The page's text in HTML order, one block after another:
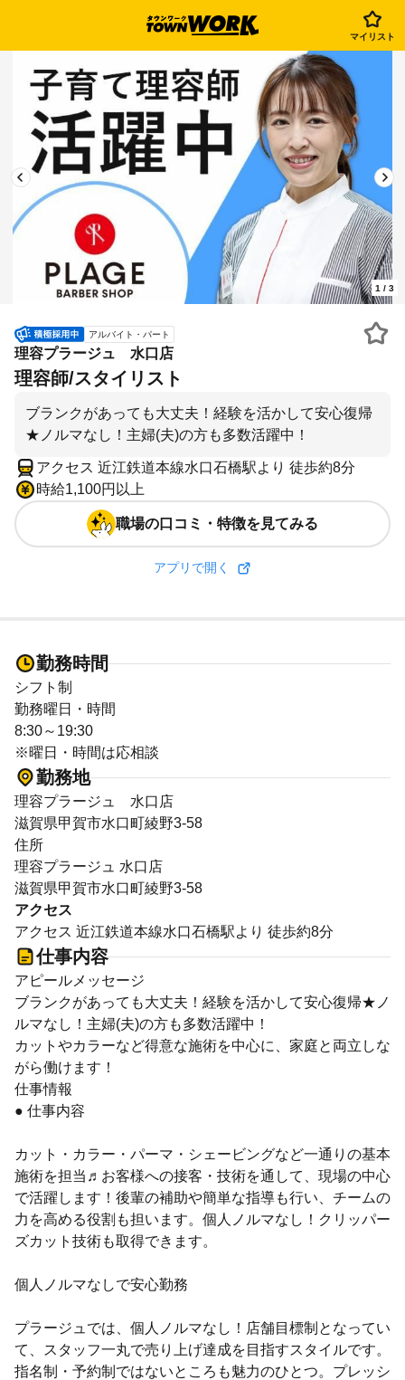
マイリスト
1 / 3
アルバイト・パート
理容プラージュ 水口店
理容師/スタイリスト
ブランクがあっても大丈夫！経験を活かして安心復帰
★ノルマなし！主婦(夫)の方も多数活躍中！
アクセス 近江鉄道本線水口石橋駅より 徒歩約8分
時給1,100円以上
職場の口コミ・特徴を見てみる
アプリで開く
勤務時間
シフト制
勤務曜日・時間
8:30～19:30
※曜日・時間は応相談
勤務地
理容プラージュ 水口店
滋賀県甲賀市水口町綾野3-58
住所
理容プラージュ 水口店
滋賀県甲賀市水口町綾野3-58
アクセス
アクセス 近江鉄道本線水口石橋駅より 徒歩約8分
仕事内容
アピールメッセージ
ブランクがあっても大丈夫！経験を活かして安心復帰★ノ
ルマなし！主婦(夫)の方も多数活躍中！
カットやカラーなど得意な施術を中心に、家庭と両立しな
がら働けます！
仕事情報
● 仕事内容
カット・カラー・パーマ・シェービングなど一通りの基本
施術を担当♬お客様への接客・技術を通して、現場の中心
で活躍します！後輩の補助や簡単な指導も行い、チームの
力を高める役割も担います。個人ノルマなし！クリッパー
ズカット技術も取得できます。
個人ノルマなしで安心勤務
プラージュでは、個人ノルマなし！店舗目標制となってい
て、スタッフ一丸で売り上げ達成を目指すスタイルです。
指名制・予約制ではないところも魅力のひとつ。プレッシ